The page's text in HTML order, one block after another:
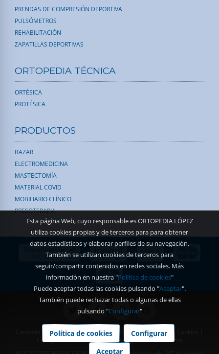
Esta página Web, cuyo responsable es ORTOPEDIA LÓPEZ
utiliza cookies propias y de terceros para para obtener
datos estadísticos y elaborar perfiles de su navegación.
También se utilizan cookies de terceros para
seguir/compartir contenidos en redes sociales. Más
información en nuestra "Política de cookies"
Puede aceptar todas las cookies pulsando "Aceptar".
También puede rechazar todas o algunas de ellas
pulsando "Configurar"
Política de cookies
Configurar
Aceptar
PRENDAS DE COMPRESIÓN DEPORTIVA
PULSÓMETROS
REHABILITACIÓN
ZAPATILLAS DEPORTIVAS
ORTOPEDIA TÉCNICA
ORTÉSICA
PROTÉSICA
PRODUCTOS
BAZAR
ELECTROMEDICINA
MASTECTOMÍA
MATERIAL COVID
MOBILIARIO CLÍNICO
PRESOTERAPIA
| Aviso Legal|Política de Privacidad|Política de Cookies
Configurar Cookies|Condiciones generales de venta